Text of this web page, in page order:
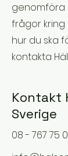
genomföra
frågor
hur du ska
kontakta
Kontakt
Sverige
08 - 767 75